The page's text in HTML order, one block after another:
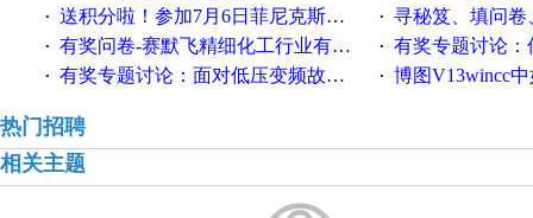
· 送积分啦！参加7月6日菲尼克斯在线研讨会即得 · 寻秘笈、填问卷
· 有奖问卷-赛默飞精细化工行业有奖调查来袭！ · 有奖专题讨论：伺服选择
· 有奖专题讨论：面对低压变频故障，老手是这样解决的！ · 博图V13wincc中如何
热门招聘
相关主题